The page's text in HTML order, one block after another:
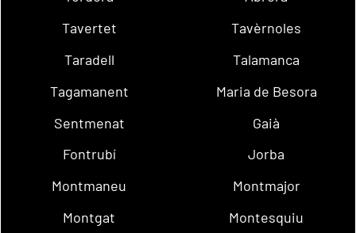
Tavertet
Tavèrnoles
Taradell
Talamanca
Tagamanent
Maria de Besora
Sentmenat
Gaià
Fontrubí
Jorba
Montmaneu
Montmajor
Montgat
Montesquiu